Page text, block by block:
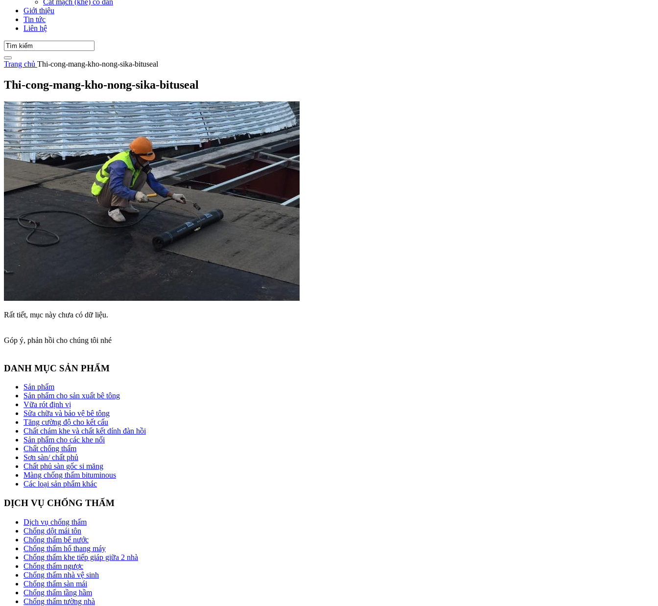
Cắt mạch (khe) co dãn
Giới thiệu
Tin tức
Liên hệ
Trang chủ Thi-cong-mang-kho-nong-sika-bituseal
Thi-cong-mang-kho-nong-sika-bituseal
Rất tiết, mục này chưa có dữ liệu.
Góp ý, phản hồi cho chúng tôi nhé
DANH MỤC SẢN PHẨM
Sản phẩm
Sản phẩm cho sản xuất bê tông
Vữa rót định vị
Sửa chữa và bảo vệ bê tông
Tăng cường độ cho kết cấu
Chất chám khe và chất kết dính đàn hồi
Sản phẩm cho các khe nối
Chất chống thấm
Sơn sàn/ chất phủ
Chất phủ sàn gốc si măng
Màng chống thấm bituminous
Các loại sản phẩm khác
DỊCH VỤ CHỐNG THẤM
Dịch vụ chống thấm
Chống dột mái tôn
Chống thấm bể nước
Chống thấm hố thang máy
Chống thấm khe tiếp giáp giữa 2 nhà
Chống thấm ngược
Chống thấm nhà vệ sinh
Chống thấm sàn mái
Chống thấm tầng hầm
Chống thấm tường nhà